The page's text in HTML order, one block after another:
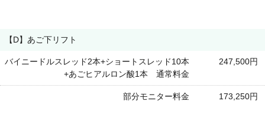
【D】あご下リフト
バイニードルスレッド2本+ショートスレッド10本
+あごヒアルロン酸1本 通常料金
247,500円
部分モニター料金 173,250円